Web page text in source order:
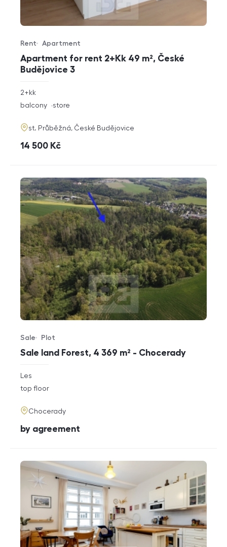
Apartment for rent 2+Kk 49 m², České
Budějovice 3
Offer type
Rent
Property type
Apartment
rozměry
2+kk
funkce
balcony store
adresa
st. Průběžná, České Budějovice
cena
14 500 Kč
Sale land Forest, 4 369 m² - Chocerady
Offer type
Sale
Property type
Plot
rozměry
Les
funkce
top floor
adresa
Chocerady
cena
by agreement